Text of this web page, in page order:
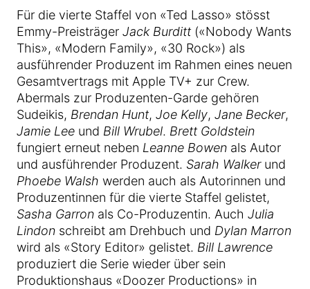
Für die vierte Staffel von «Ted Lasso» stösst
Emmy-Preisträger Jack Burditt («Nobody Wants
This», «Modern Family», «30 Rock») als
ausführender Produzent im Rahmen eines neuen
Gesamtvertrags mit Apple TV+ zur Crew.
Abermals zur Produzenten-Garde gehören
Sudeikis, Brendan Hunt, Joe Kelly, Jane Becker,
Jamie Lee und Bill Wrubel. Brett Goldstein
fungiert erneut neben Leanne Bowen als Autor
und ausführender Produzent. Sarah Walkerund
Phoebe Walsh werden auch als Autorinnen und
Produzentinnen für die vierte Staffel gelistet,
Sasha Garron als Co-Produzentin. Auch Julia
Lindon schreibt am Drehbuch und Dylan Marron
wird als «Story Editor» gelistet. Bill Lawrence
produziert die Serie wieder über sein
Produktionshaus «Doozer Productions» in